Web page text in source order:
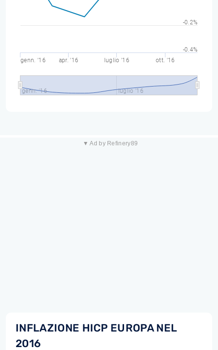
genn. '16 apr. '16 luglio '16 ott. '16
genn. '16 luglio '16
-0.4%
-0.2%
▼ Ad by Refinery89
INFLAZIONE HICP EUROPA NEL
2016